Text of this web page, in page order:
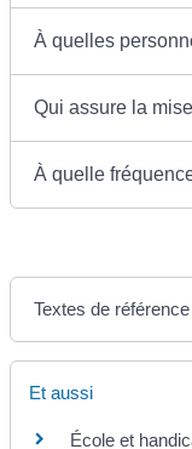
À quelles
Qui assure la
À quelle
Textes de référence
Et aussi
École et